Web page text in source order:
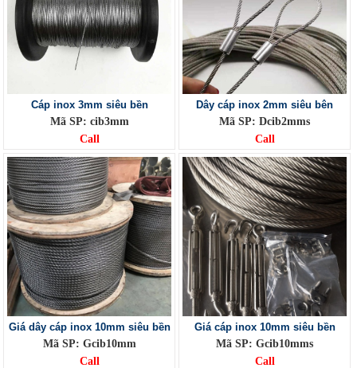
Cáp inox 3mm siêu bền
Mã SP: cib3mm
Call
Dây cáp inox 2mm siêu bên
Mã SP: Dcib2mms
Call
Giá dây cáp inox 10mm siêu bền
Mã SP: Gcib10mm
Call
Giá cáp inox 10mm siêu bền
Mã SP: Gcib10mms
Call